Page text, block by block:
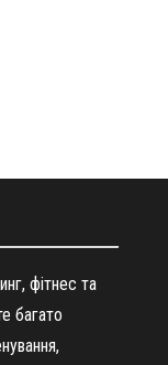
фітнес та
багато